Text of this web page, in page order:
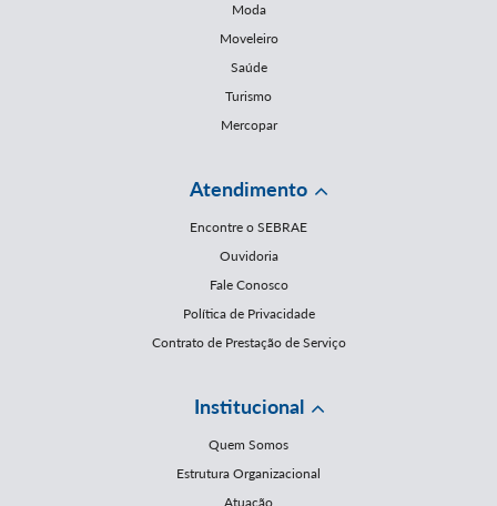
Moda
Moveleiro
Saúde
Turismo
Mercopar
Atendimento
Encontre o SEBRAE
Ouvidoria
Fale Conosco
Política de Privacidade
Contrato de Prestação de Serviço
Institucional
Quem Somos
Estrutura Organizacional
Atuação